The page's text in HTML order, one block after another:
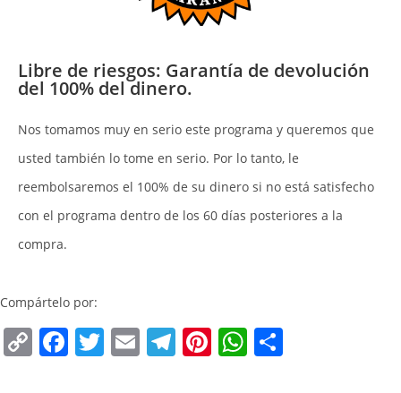
Libre de riesgos: Garantía de devolución
del 100% del dinero.
Nos tomamos muy en serio este programa y queremos que
usted también lo tome en serio. Por lo tanto, le
reembolsaremos el 100% de su dinero si no está satisfecho
con el programa dentro de los 60 días posteriores a la
compra.
Compártelo por:
C F T E T Pi W